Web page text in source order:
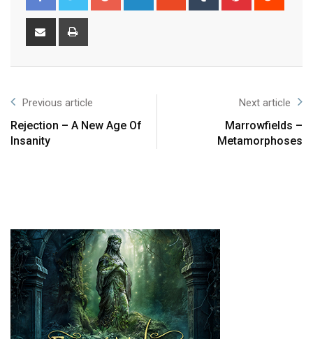
Previous article
Rejection – A New Age Of
Insanity
Next article
Marrowfields –
Metamorphoses